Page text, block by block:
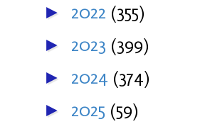
► 2022 (355)
► 2023 (399)
► 2024 (374)
► 2025 (59)